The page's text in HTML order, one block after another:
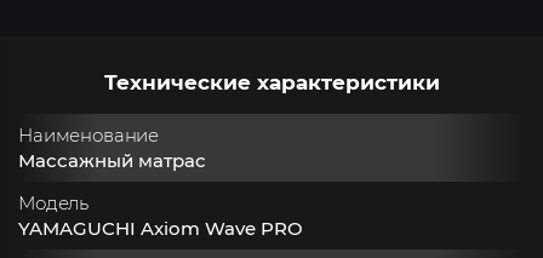
Технические характеристики
Наименование
Массажный матрас
Модель
YAMAGUCHI Axiom Wave PRO